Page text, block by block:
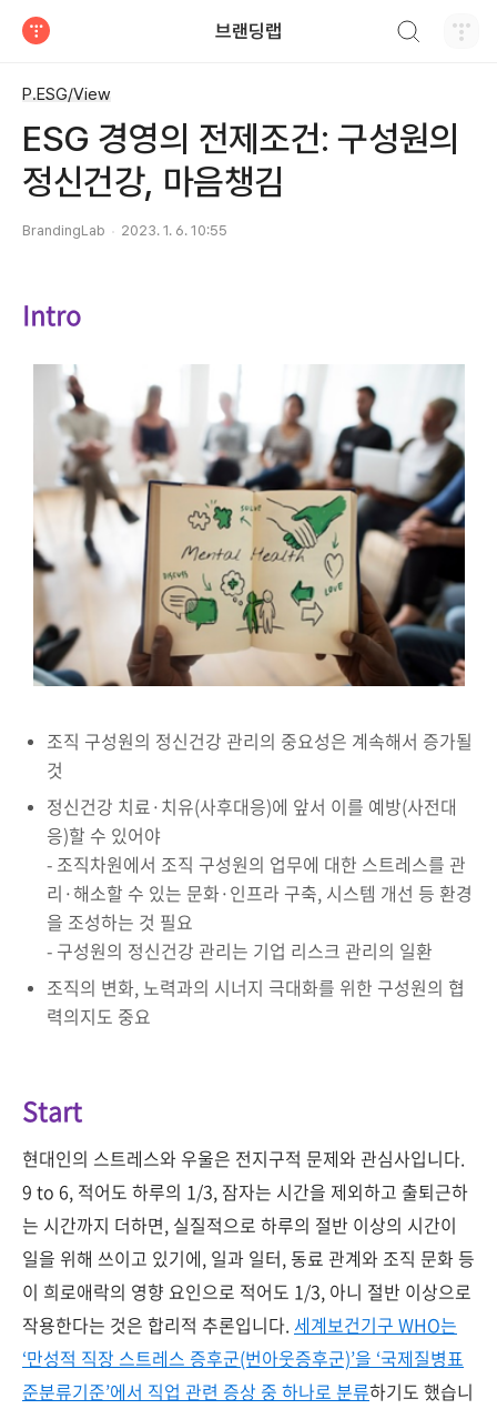
브랜딩랩
P.ESG/View
ESG 경영의 전제조건: 구성원의
정신건강, 마음챙김
BrandingLab 2023. 1. 6. 10:55
Intro
조직 구성원의 정신건강 관리의 중요성은 계속해서 증가될
것
정신건강 치료·치유(사후대응)에 앞서 이를 예방(사전대
응)할 수 있어야
- 조직차원에서 조직 구성원의 업무에 대한 스트레스를 관
리·해소할 수 있는 문화·인프라 구축, 시스템 개선 등 환경
을 조성하는 것 필요
- 구성원의 정신건강 관리는 기업 리스크 관리의 일환
조직의 변화, 노력과의 시너지 극대화를 위한 구성원의 협
력의지도 중요
Start
현대인의 스트레스와 우울은 전지구적 문제와 관심사입니다.
9 to 6, 적어도 하루의 1/3, 잠자는 시간을 제외하고 출퇴근하
는 시간까지 더하면, 실질적으로 하루의 절반 이상의 시간이
일을 위해 쓰이고 있기에, 일과 일터, 동료 관계와 조직 문화 등
이 희로애락의 영향 요인으로 적어도 1/3, 아니 절반 이상으로
작용한다는 것은 합리적 추론입니다. 세계보건기구 WHO는
‘만성적 직장 스트레스 증후군(번아웃증후군)’을 ‘국제질병표
준분류기준’에서 직업 관련 증상 중 하나로 분류하기도 했습니